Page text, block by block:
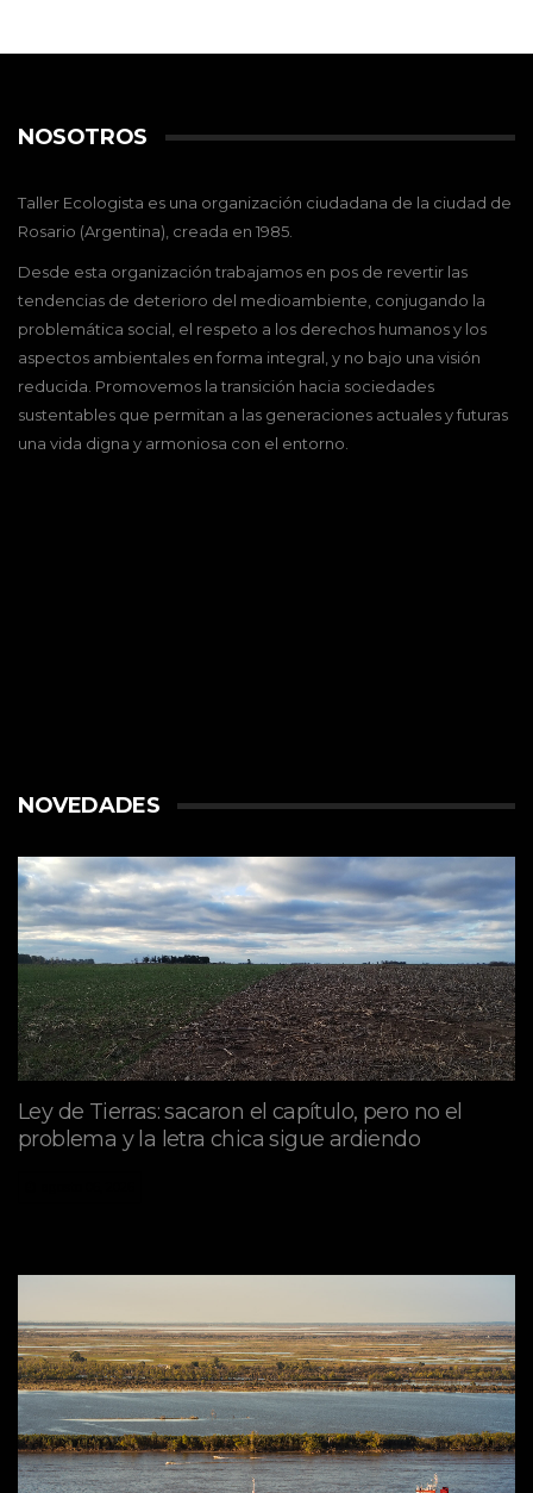
NOSOTROS
Taller Ecologista es una organización ciudadana de la ciudad de
Rosario (Argentina), creada en 1985.
Desde esta organización trabajamos en pos de revertir las
tendencias de deterioro del medioambiente, conjugando la
problemática social, el respeto a los derechos humanos y los
aspectos ambientales en forma integral, y no bajo una visión
reducida. Promovemos la transición hacia sociedades
sustentables que permitan a las generaciones actuales y futuras
una vida digna y armoniosa con el entorno.
NOVEDADES
Ley de Tierras: sacaron el capítulo, pero no el
problema y la letra chica sigue ardiendo